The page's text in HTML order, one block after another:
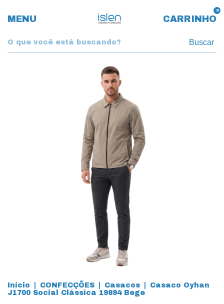
MENU CARRINHO
0
Buscar
Início CONFECÇÕES Casacos
Casaco Oyhan
J1700 Social Clássica 19894 Bege